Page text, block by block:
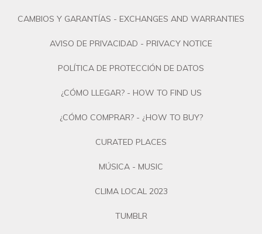
CAMBIOS Y GARANTÍAS - EXCHANGES AND WARRANTIES
AVISO DE PRIVACIDAD - PRIVACY NOTICE
POLÍTICA DE PROTECCIÓN DE DATOS
¿CÓMO LLEGAR? - HOW TO FIND US
¿CÓMO COMPRAR? - ¿HOW TO BUY?
CURATED PLACES
MÚSICA - MUSIC
CLIMA LOCAL 2023
TUMBLR